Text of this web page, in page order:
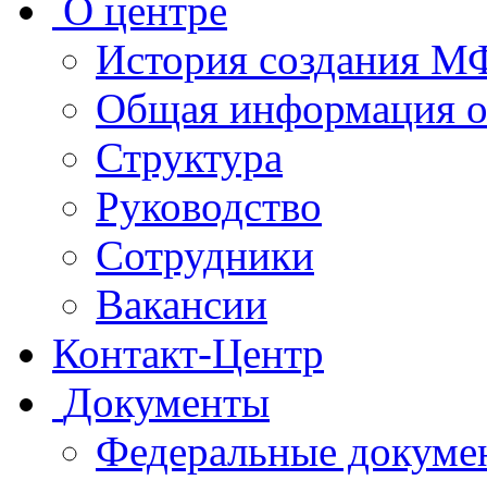
О центре
История создания
Общая
Структура
Руководство
Сотрудники
Вакансии
Контакт-Центр
Документы
Федеральные